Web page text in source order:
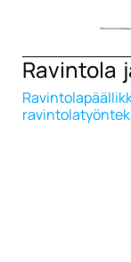
Ravintola